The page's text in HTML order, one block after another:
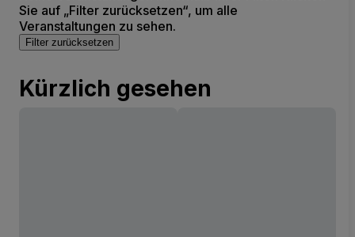
Sie auf „Filter zurücksetzen“, um alle
Veranstaltungen zu sehen.
Filter zurücksetzen
Kürzlich gesehen